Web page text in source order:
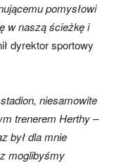
pomysłowi
w naszą ścieżkę i
dyrektor sportowy
niesamowite
trenerem Herthy –
był dla mnie
moglibyśmy